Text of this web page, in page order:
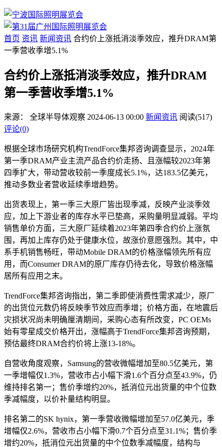
首页 资讯 新闻资讯 合约价上涨抵消淡季效应，推升DRAM第
一季营收季增5.1%
合约价上涨抵消淡季效应，推升DRAM
第一季营收季增5.1%
来源： 全球半导体观察 2024-06-13 00:00 新闻资讯 阅读(517)
评论(0)
根据全球市场研究机构TrendForce集邦咨询调查显示，2024年
第一季DRAM产业主流产品合约价走扬、且涨幅较2023年第
四季扩大，带动营收较前一季度成长5.1%，达183.5亿美元，
推动多数业者营收延续季增趋势。
出货表现上，第一季三大原厂皆出现季减，反映产业淡季效
应，加上下游业者的库存水平已垫高，采购量明显减弱。平均
销售单价方面，三大原厂延续着2023年第四季合约价上涨氛
围，再加上库存仍处于健康水位，故涨价意愿强烈。其中，中
系手机销售畅旺，带动Mobile DRAM的价格涨幅领先所有应
用，而Consumer DRAM的原厂库存仍待去化，导致价格涨幅
居所有应用之末。
TrendForce集邦咨询指出，第二季即使消费性需求减少，原厂
的出货位元数仍将反映季节效应而季增；价格方面，在地震后
灾损状况尚未明确厘清期间，采购心态有所改变，PC OEMs
始有零星成交价格开出，涨幅高于TrendForce集邦咨询预期，
预估最终DRAM合约价将上涨13-18%。
自营收角度观察，Samsung的营收微幅增加至80.5亿美元，第
一季增幅仅1.3%，营收市占小幅下滑1.6个百分点至43.9%，仍
维持排名第一；售价季增约20%，抵消位元出货量的中个位数
季减幅度，以价补量结构明显。
排名第二的SK hynix，第一季营收微幅增加至57.0亿美元，季
增幅仅2.6%，营收市占小幅下滑0.7个百分点至31.1%；售价季
增约20%，抵消位元出货量的中个位数季减幅度，结构与